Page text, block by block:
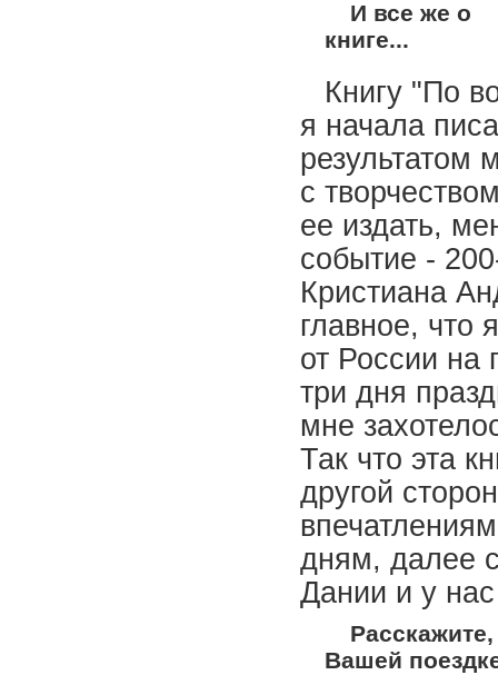
И все же о
книге...
Книгу "По
я начала
результатом
с
ее издать,
событие -
Кристиана
главное, что
от России на
три дня
мне
Так что эта
другой
дням, далее
Дании и у
Вашей